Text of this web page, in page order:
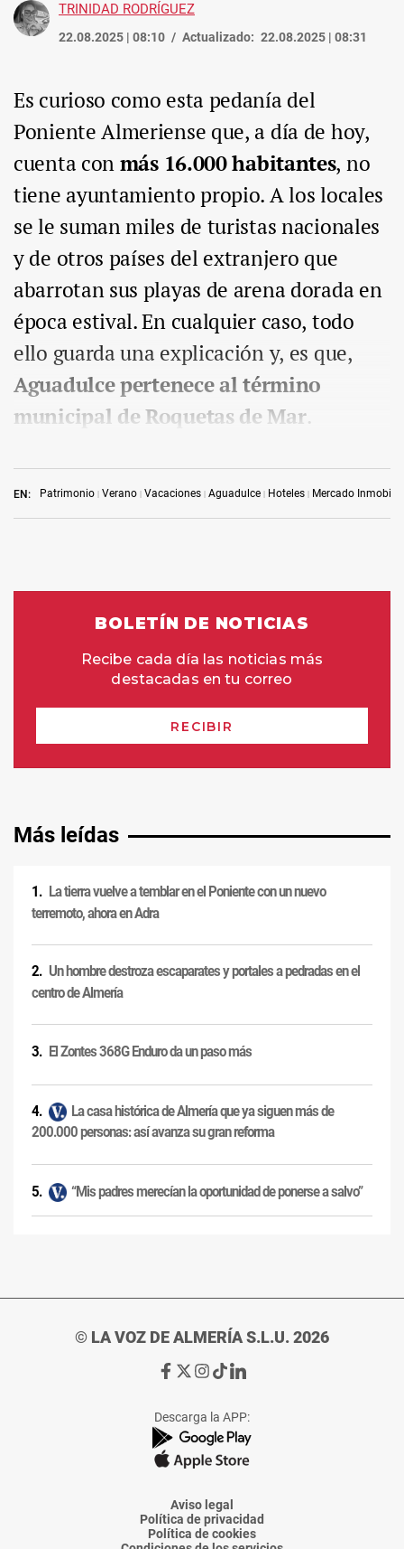
TRINIDAD RODRÍGUEZ
22.08.2025 | 08:10 Actualizado: 22.08.2025 | 08:31
EN: Patrimonio Verano Vacaciones Aguadulce Hoteles Mercado
Es curioso como esta pedanía del
Poniente Almeriense que, a día de hoy,
cuenta conmás 16.000 habitantes, no
tiene ayuntamiento propio. A los locales
se le suman miles de turistas nacionales
y de otros países del extranjero que
abarrotan sus playas de arena dorada en
época estival. En cualquier caso, todo
ello guarda una explicación y, es que,
Aguadulcepertenece al término
municipal de Roquetas de Mar.
Más leídas
La tierra vuelve a temblar en el Poniente con un nuevo
terremoto, ahora en Adra
Un hombre destroza escaparates y portales a pedradas en el
centro de Almería
El Zontes 368G Enduro da un paso más
La casa histórica de Almería que ya siguen más de
200.000 personas: así avanza su gran reforma
“Mis padres merecían la oportunidad de ponerse a salvo”
© LA VOZ DE ALMERÍA S.L.U. 2026
Ir
de
La
Voz
Almería
Ir
de
La
Voz
Almería
Ir
de
La
Voz
Almería
Ir
de
La
Voz
Almería
Ir
de
La
Voz
Descarga la APP:
Aviso legal
Política de privacidad
Política de cookies